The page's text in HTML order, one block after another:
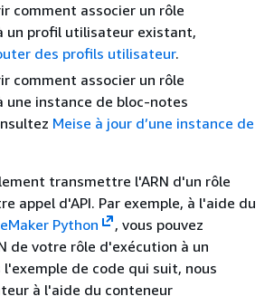
comment associer un rôle
un profil utilisateur existant,
des profils utilisateur.
comment associer un rôle
une instance de bloc-notes
Meise à jour d’une instance de
transmettre l'ARN d'un rôle
appel d'API. Par exemple, à l'aide du
Python
, vous pouvez
de votre rôle d'exécution à un
de code qui suit, nous
à l'aide du conteneur